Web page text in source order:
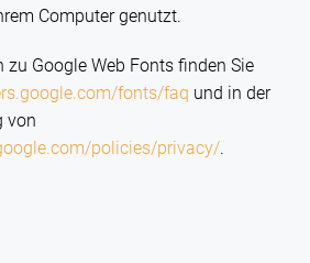
Computer genutzt.
Google Web Fonts finden Sie
fonts/faq und in der
von
policies/privacy/.